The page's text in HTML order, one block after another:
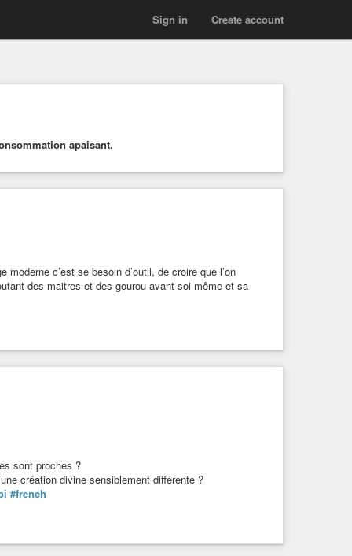
Create account
Sign in
apaisant.
c’est se besoin d’outil, de croire que l’on
des maitres et des gourou avant soi même et sa
sont proches ?
création divine sensiblement différente ?
#french